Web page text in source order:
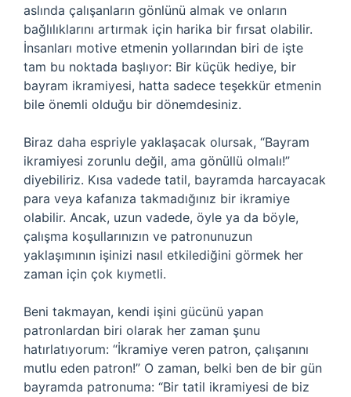
aslında çalışanların gönlünü almak ve onların
bağlılıklarını artırmak için harika bir fırsat olabilir.
İnsanları motive etmenin yollarından biri de işte
tam bu noktada başlıyor: Bir küçük hediye, bir
bayram ikramiyesi, hatta sadece teşekkür etmenin
bile önemli olduğu bir dönemdesiniz.
Biraz daha espriyle yaklaşacak olursak, “Bayram
ikramiyesi zorunlu değil, ama gönüllü olmalı!”
diyebiliriz. Kısa vadede tatil, bayramda harcayacak
para veya kafanıza takmadığınız bir ikramiye
olabilir. Ancak, uzun vadede, öyle ya da böyle,
çalışma koşullarınızın ve patronunuzun
yaklaşımının işinizi nasıl etkilediğini görmek her
zaman için çok kıymetli.
Beni takmayan, kendi işini gücünü yapan
patronlardan biri olarak her zaman şunu
hatırlatıyorum: “İkramiye veren patron, çalışanını
mutlu eden patron!” O zaman, belki ben de bir gün
bayramda patronuma: “Bir tatil ikramiyesi de biz